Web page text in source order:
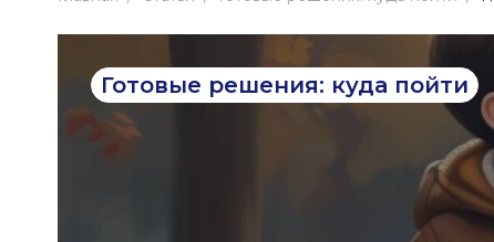
Готовые решения: куда пойти